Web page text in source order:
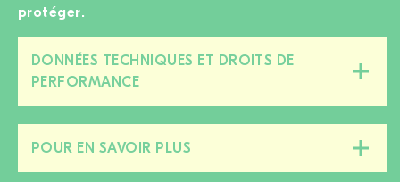
protéger.
DONNÉES TECHNIQUES ET DROITS DE
PERFORMANCE
POUR EN SAVOIR PLUS
cette